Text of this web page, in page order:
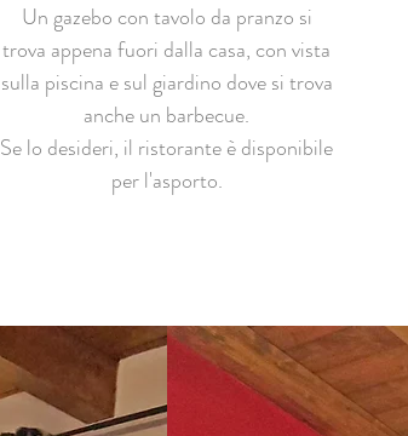
Un gazebo con tavolo da pranzo si
trova appena fuori dalla casa, con vista
sulla piscina e sul giardino dove si trova
anche un barbecue.
Se lo desideri, il ristorante è disponibile
per l'asporto.